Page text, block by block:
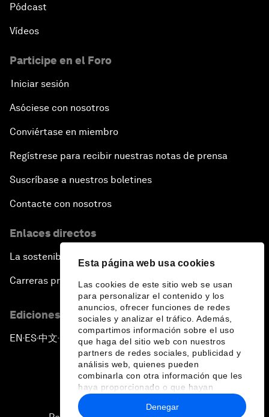
Esta página web usa cookies
Las cookies de este sitio web se usan
para personalizar el contenido y los
anuncios, ofrecer funciones de redes
sociales y analizar el tráfico. Además,
compartimos información sobre el uso
que haga del sitio web con nuestros
partners de redes sociales, publicidad y
análisis web, quienes pueden
combinarla con otra información que les
haya proporcionado o que hayan
recopilado a partir del uso que haya
hecho de sus servicios.
Denegar
Pódcast
Vídeos
Participe en el Foro
Iniciar sesión
Asóciese con nosotros
Conviértase en miembro
Regístrese para recibir nuestras notas de prensa
Suscríbase a nuestros boletines
Contacte con nosotros
Enlaces directos
La sostenibilidad en el Foro
Carreras profesionales
Ediciones en otros idiomas
EN ▪ES▪中文▪ 日本語